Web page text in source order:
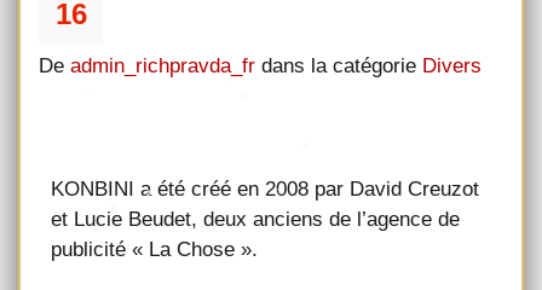
16
De admin_richpravda_fr dans la catégorie Divers
KONBINI a été créé en 2008 par David Creuzot
et Lucie Beudet, deux anciens de l’agence de
publicité « La Chose ».